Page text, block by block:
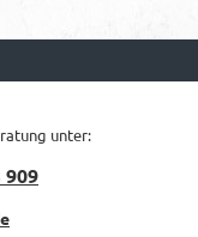
unter:
909